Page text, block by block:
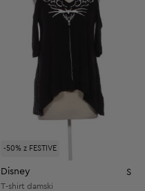
-50% z FESTIVE
Disney S
T-shirt damski